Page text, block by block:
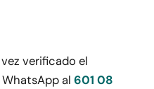
verificado el
al 601 08